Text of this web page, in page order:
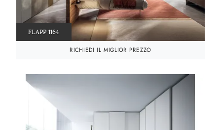
FLAPP 1164
RICHIEDI IL MIGLIOR PREZZO